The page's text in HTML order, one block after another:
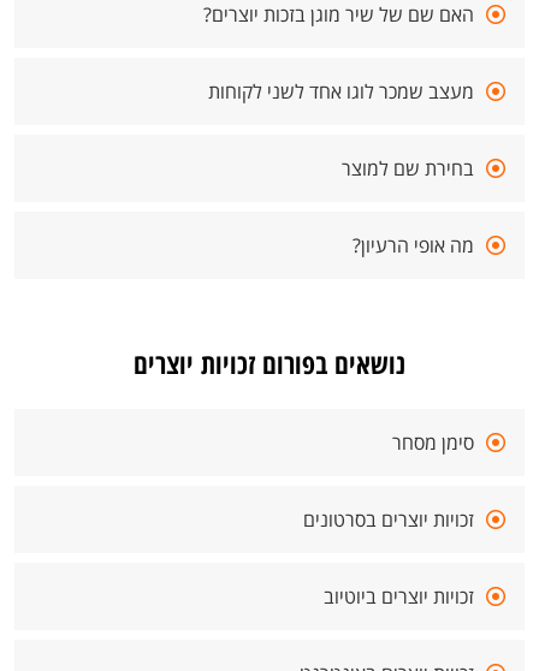
האם שם של שיר מוגן בזכות יוצרים?
מעצב שמכר לוגו אחד לשני לקוחות
בחירת שם למוצר
מה אופי הרעיון?
נושאים בפורום זכויות יוצרים
סימן מסחר
זכויות יוצרים בסרטונים
זכויות יוצרים ביוטיוב